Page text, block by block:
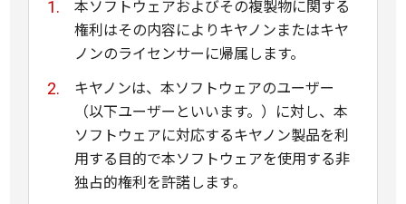
本ソフトウェアおよびその複製物に関する
権利はその内容によりキヤノンまたはキヤ
ノンのライセンサーに帰属します。
キヤノンは、本ソフトウェアのユーザー
（以下ユーザーといいます。）に対し、本
ソフトウェアに対応するキヤノン製品を利
用する目的で本ソフトウェアを使用する非
独占的権利を許諾します。